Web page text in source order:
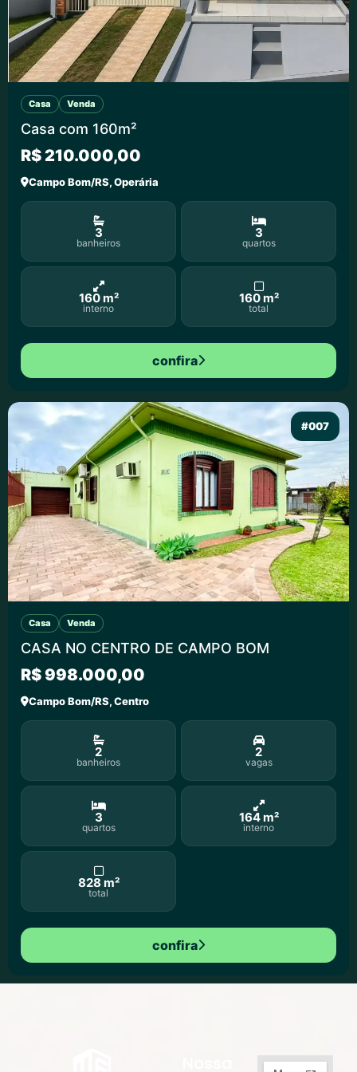
Casa Venda
Casa com 160m²
R$ 210.000,00
Campo Bom/RS, Operária
3
banheiros
3
quartos
160 m²
interno
160 m²
total
confira
#007
Casa Venda
CASA NO CENTRO DE CAMPO BOM
R$ 998.000,00
Campo Bom/RS, Centro
2
banheiros
2
vagas
3
quartos
164 m²
interno
828 m²
total
confira